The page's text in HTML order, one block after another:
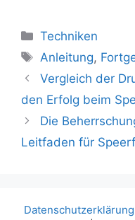
Kategorien
Techniken
Schlagwörter
Anleitung,
Vergleich der
den Erfolg beim
Die
Leitfaden für
Datenschutzerklärung